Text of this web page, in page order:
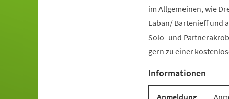
im Allgemeinen, wie
Laban/ Bartenieff und
Solo- und
gern zu einer
Informationen
Anmeldung